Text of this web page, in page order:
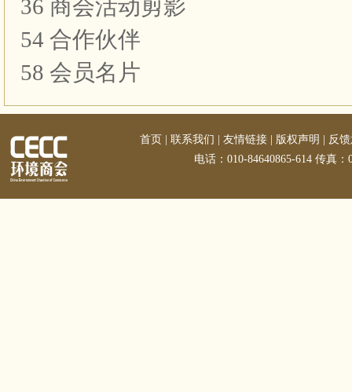
36 商会活动剪影
54 合作伙伴
58 会员名片
首页 联系我们 友情链接 版权声明
反
电话：010-84640865-614 传真